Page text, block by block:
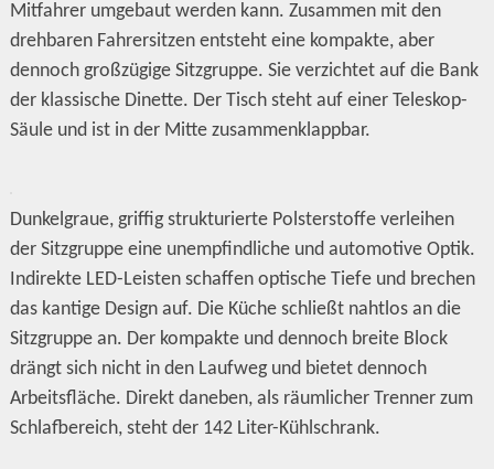
Mitfahrer umgebaut werden kann. Zusammen mit den
drehbaren Fahrersitzen entsteht eine kompakte, aber
dennoch großzügige Sitzgruppe. Sie verzichtet auf die Bank
der klassische Dinette. Der Tisch steht auf einer Teleskop-
Säule und ist in der Mitte zusammenklappbar.
Dunkelgraue, griffig strukturierte Polsterstoffe verleihen
der Sitzgruppe eine unempfindliche und automotive Optik.
Indirekte LED-Leisten schaffen optische Tiefe und brechen
das kantige Design auf. Die Küche schließt nahtlos an die
Sitzgruppe an. Der kompakte und dennoch breite Block
drängt sich nicht in den Laufweg und bietet dennoch
Arbeitsfläche. Direkt daneben, als räumlicher Trenner zum
Schlafbereich, steht der 142 Liter-Kühlschrank.